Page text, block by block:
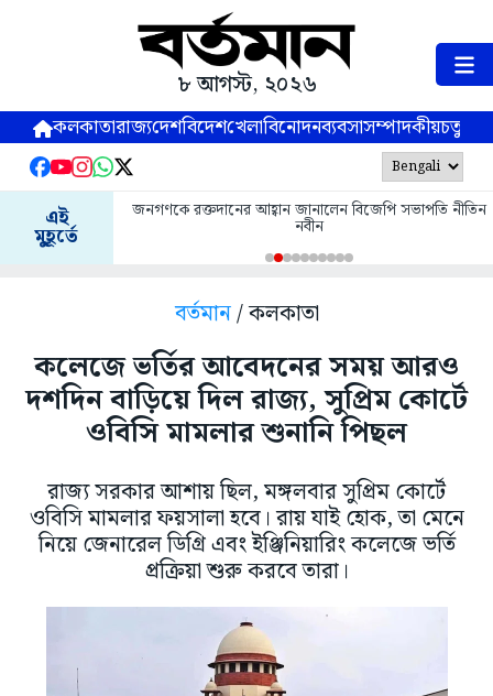
৮ আগস্ট, ২০২৬
কলকাতারাজ্যদেশবিদেশখেলাবিনোদনব্যবসাসম্পাদকীয়
এই
মুহূর্তে
জনগণকে রক্তদানের আহ্বান জানালেন বিজেপি সভাপতি নীতিন
নবীন
বর্তমান/ কলকাতা
কলেজে ভর্তির আবেদনের সময় আরও
দশদিন বাড়িয়ে দিল রাজ্য, সুপ্রিম কোর্টে
ওবিসি মামলার শুনানি পিছল
রাজ্য সরকার আশায় ছিল, মঙ্গলবার সুপ্রিম কোর্টে
ওবিসি মামলার ফয়সালা হবে। রায় যাই হোক, তা মেনে
নিয়ে জেনারেল ডিগ্রি এবং ইঞ্জিনিয়ারিং কলেজে ভর্তি
প্রক্রিয়া শুরু করবে তারা।